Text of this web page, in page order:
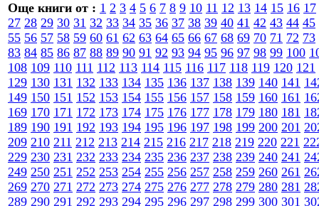
Още книги от : 1 2 3 4 5 6 7 8 9 10 11 12 13 14 15 16 17
27 28 29 30 31 32 33 34 35 36 37 38 39 40 41 42 43 44 45
55 56 57 58 59 60 61 62 63 64 65 66 67 68 69 70 71 72 73
83 84 85 86 87 88 89 90 91 92 93 94 95 96 97 98 99 100
108 109 110 111 112 113 114 115 116 117 118 119 120 121
129 130 131 132 133 134 135 136 137 138 139 140 141
149 150 151 152 153 154 155 156 157 158 159 160 161
169 170 171 172 173 174 175 176 177 178 179 180 181
189 190 191 192 193 194 195 196 197 198 199 200 201
209 210 211 212 213 214 215 216 217 218 219 220 221
229 230 231 232 233 234 235 236 237 238 239 240 241
249 250 251 252 253 254 255 256 257 258 259 260 261
269 270 271 272 273 274 275 276 277 278 279 280 281
289 290 291 292 293 294 295 296 297 298 299 300 301